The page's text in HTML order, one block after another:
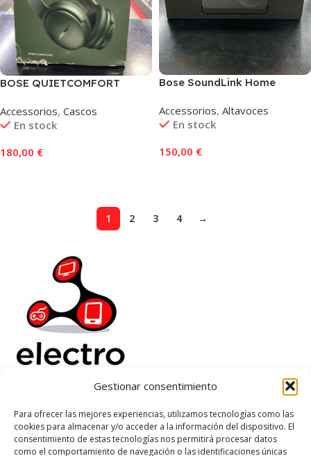
Gestionar consentimiento
Para ofrecer las mejores experiencias, utilizamos tecnologías como las
cookies para almacenar y/o acceder a la información del dispositivo. El
consentimiento de estas tecnologías nos permitirá procesar datos
como el comportamiento de navegación o las identificaciones únicas
BOSE QUIETCOMFORT
Accessorios, Cascos
En stock
180,00 €
Bose SoundLink Home
Accessorios, Altavoces
En stock
150,00 €
1 2 3 4 →
Electrorenover
Ayuda
Legal